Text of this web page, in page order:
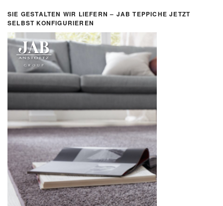
SIE GESTALTEN WIR LIEFERN – JAB TEPPICHE JETZT
SELBST KONFIGURIEREN